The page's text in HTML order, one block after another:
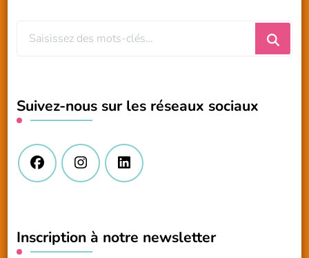
?
Suivez-nous sur les réseaux sociaux
Inscription à notre newsletter